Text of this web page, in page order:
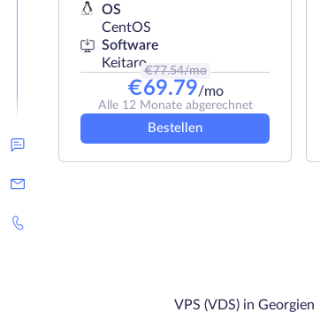
OS
CentOS
Software
Keitaro
€77.54/mo
€69.79/mo
Alle 12 Monate abgerechnet
Bestellen
VPS (VDS) in Georgien